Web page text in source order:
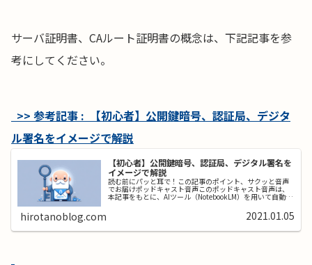
サーバ証明書、CAルート証明書の概念は、下記記事を参
考にしてください。
>> 参考記事 : 【初心者】公開鍵暗号、認証局、デジタ
ル署名をイメージで解説
【初心者】公開鍵暗号、認証局、デジタル署名を
イメージで解説
読む前にパッと耳で！この記事のポイント、サクッと音声
でお届けポッドキャスト音声このポッドキャスト音声は、
本記事をもとに、AIツール（NotebookLM）を用いて自動生
成したものです。発音や言い回しに不自然な点や、内容に
hirotanoblog.com 2021.01.05